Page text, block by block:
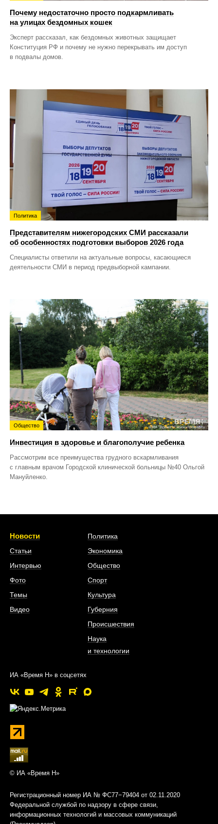
Почему недостаточно просто подкармливать
на улицах бездомных кошек
Эксперт рассказал, как бездомных животных защищает
Конституция РФ и почему не нужно перекрывать им доступ
в подвалы домов.
Политика
Представителям нижегородских СМИ рассказали
об особенностях подготовки выборов 2026 года
Специалисты ответили на актуальные вопросы, касающиеся
деятельности СМИ в период предвыборной кампании.
Общество
Инвестиция в здоровье и благополучие ребенка
Рассмотрим все преимущества грудного вскармливания
с главным врачом Городской клинической больницы №40 Ольгой
Мануйленко.
Новости
Статьи
Интервью
Фото
Темы
Видео
Политика
Экономика
Общество
Спорт
Культура
Губерния
Происшествия
Наука
и технологии
ИА «Время Н» в соцсетях
© ИА «Время Н»
Регистрационный номер ИА № ФС77−79404 от 02.11.2020
Федеральной службой по надзору в сфере связи,
информационных технологий и массовых коммуникаций